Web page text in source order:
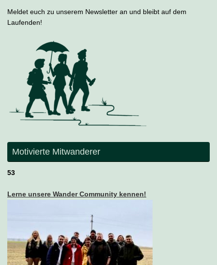
Meldet euch zu unserem Newsletter an und bleibt auf dem
Laufenden!
Motivierte Mitwanderer
53
Lerne unsere Wander Community kennen!